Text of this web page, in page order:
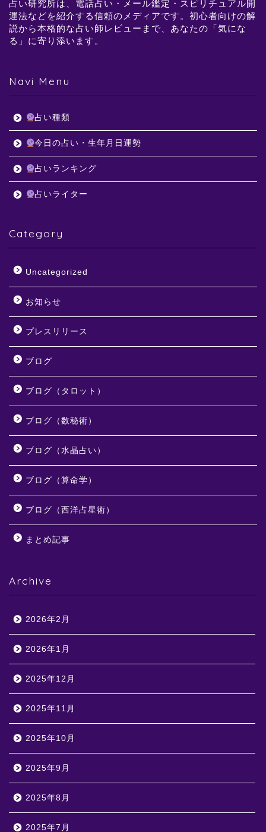
占い研究所は、電話占い・メール鑑定・スピリチュアル開
運法などを紹介する信頼のメディアです。初心者向けの解
説から本格的な占い師レビューまで、あなたの「気にな
る」に寄り添います。
Navi Menu
占い種類
今日の占い・生年月日運勢
占いランキング
占いライター
Category
Uncategorized
お知らせ
プレスリリース
ブログ
ブログ（タロット）
ブログ（数秘術）
ブログ（水晶占い）
ブログ（算命学）
ブログ（西洋占星術）
まとめ記事
Archive
2026年2月
2026年1月
2025年12月
2025年11月
2025年10月
2025年9月
2025年8月
2025年7月